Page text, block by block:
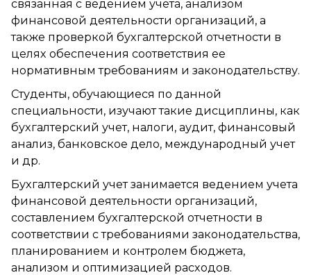
связанная с ведением учета, анализом
финансовой деятельности организаций, а
также проверкой бухгалтерской отчетности в
целях обеспечения соответствия ее
нормативным требованиям и законодательству.
Студенты, обучающиеся по данной
специальности, изучают такие дисциплины, как
бухгалтерский учет, налоги, аудит, финансовый
анализ, банковское дело, международный учет
и др.
Бухгалтерский учет занимается ведением учета
финансовой деятельности организаций,
составлением бухгалтерской отчетности в
соответствии с требованиями законодательства,
планированием и контролем бюджета,
анализом и оптимизацией расходов.